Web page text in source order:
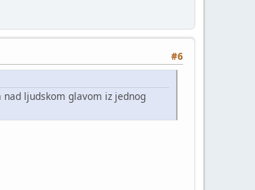
#6
ljudskom glavom iz jednog